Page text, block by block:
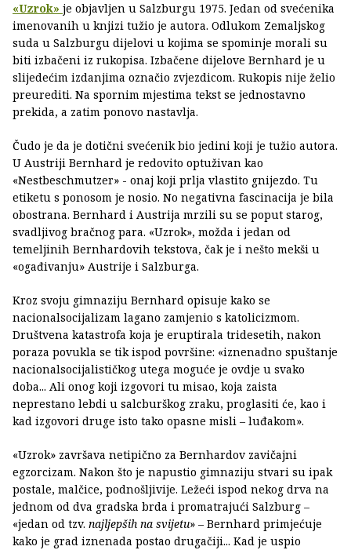
«Uzrok» je objavljen u Salzburgu 1975. Jedan od svećenika
imenovanih u knjizi tužio je autora. Odlukom Zemaljskog
suda u Salzburgu dijelovi u kojima se spominje morali su
biti izbačeni iz rukopisa. Izbačene dijelove Bernhard je u
slijedećim izdanjima označio zvjezdicom. Rukopis nije želio
preurediti. Na spornim mjestima tekst se jednostavno
prekida, a zatim ponovo nastavlja.
Čudo je da je dotični svećenik bio jedini koji je tužio autora.
U Austriji Bernhard je redovito optuživan kao
«Nestbeschmutzer» - onaj koji prlja vlastito gnijezdo. Tu
etiketu s ponosom je nosio. No negativna fascinacija je bila
obostrana. Bernhard i Austrija mrzili su se poput starog,
svadljivog bračnog para. «Uzrok», možda i jedan od
temeljinih Bernhardovih tekstova, čak je i nešto mekši u
«ogađivanju» Austrije i Salzburga.
Kroz svoju gimnaziju Bernhard opisuje kako se
nacionalsocijalizam lagano zamjenio s katolicizmom.
Društvena katastrofa koja je eruptirala tridesetih, nakon
poraza povukla se tik ispod površine: «iznenadno spuštanje
nacionalsocijalističkog utega moguće je ovdje u svako
doba... Ali onog koji izgovori tu misao, koja zaista
neprestano lebdi u salcburškog zraku, proglasiti će, kao i
kad izgovori druge isto tako opasne misli – luđakom».
«Uzrok» završava netipično za Bernhardov zavičajni
egzorcizam. Nakon što je napustio gimnaziju stvari su ipak
postale, malčice, podnošljivije. Ležeći ispod nekog drva na
jednom od dva gradska brda i promatrajući Salzburg –
«jedan od tzv. najljepših na svijetu» – Bernhard primjećuje
kako je grad iznenada postao drugačiji... Kad je uspio